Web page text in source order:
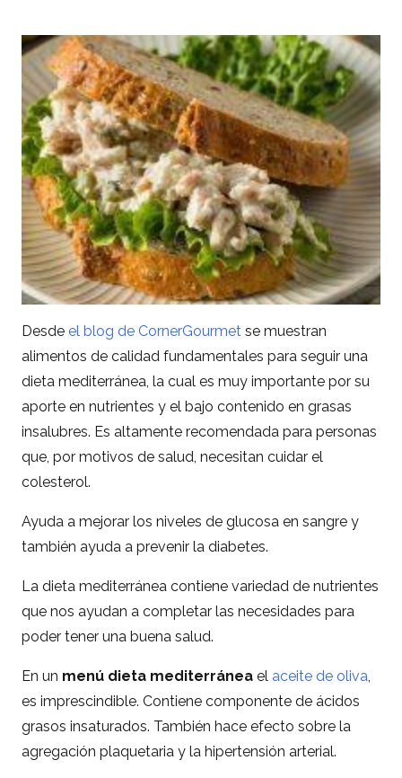
Desde el blog de CornerGourmet se muestran
alimentos de calidad fundamentales para seguir una
dieta mediterránea, la cual es muy importante por su
aporte en nutrientes y el bajo contenido en grasas
insalubres. Es altamente recomendada para personas
que, por motivos de salud, necesitan cuidar el
colesterol.
Ayuda a mejorar los niveles de glucosa en sangre y
también ayuda a prevenir la diabetes.
La dieta mediterránea contiene variedad de nutrientes
que nos ayudan a completar las necesidades para
poder tener una buena salud.
En un menú dieta mediterránea el aceite de oliva,
es imprescindible. Contiene componente de ácidos
grasos insaturados. También hace efecto sobre la
agregación plaquetaria y la hipertensión arterial.